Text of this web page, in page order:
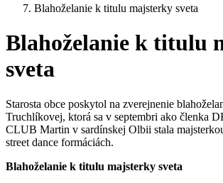
Blahoželanie k titulu majsterky sveta
Blahoželanie k titulu
sveta
Starosta obce poskytol na zverejnenie
Truchlíkovej, ktorá sa v septembri ako členka
CLUB Martin v sardínskej Olbii stala
street dance formáciách.
Blahoželanie k titulu majsterky sveta